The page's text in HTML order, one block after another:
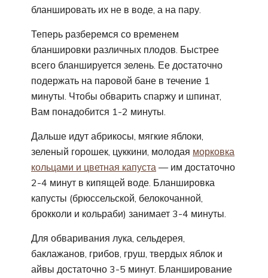
бланшировать их не в воде, а на пару.
Теперь разберемся со временем
бланшировки различных плодов. Быстрее
всего бланшируется зелень. Ее достаточно
подержать на паровой бане в течение 1
минуты. Чтобы обварить спаржу и шпинат,
Вам понадобится 1-2 минуты.
Дальше идут абрикосы, мягкие яблоки,
зеленый горошек, цуккини, молодая морковка
кольцами и цветная капуста — им достаточно
2-4 минут в кипящей воде. Бланшировка
капусты (брюссельской, белокочанной,
брокколи и кольраби) занимает 3-4 минуты.
Для обваривания лука, сельдерея,
баклажанов, грибов, груш, твердых яблок и
айвы достаточно 3-5 минут. Бланширование